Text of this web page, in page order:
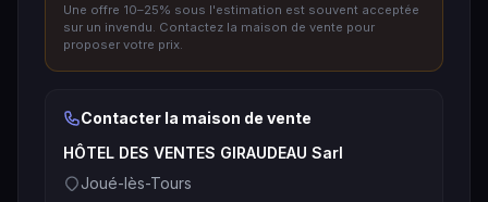
Une offre 10–25% sous l'estimation est souvent acceptée
sur un invendu. Contactez la maison de vente pour
proposer votre prix.
Contacter la maison de vente
HÔTEL DES VENTES GIRAUDEAU Sarl
Joué-lès-Tours